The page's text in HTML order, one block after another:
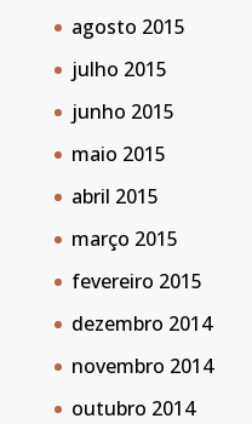
agosto 2015
julho 2015
junho 2015
maio 2015
abril 2015
março 2015
fevereiro 2015
dezembro 2014
novembro 2014
outubro 2014